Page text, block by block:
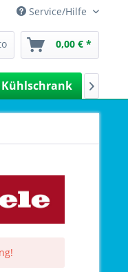
Service/Hilfe
0,00 € *
Kühlschrank 